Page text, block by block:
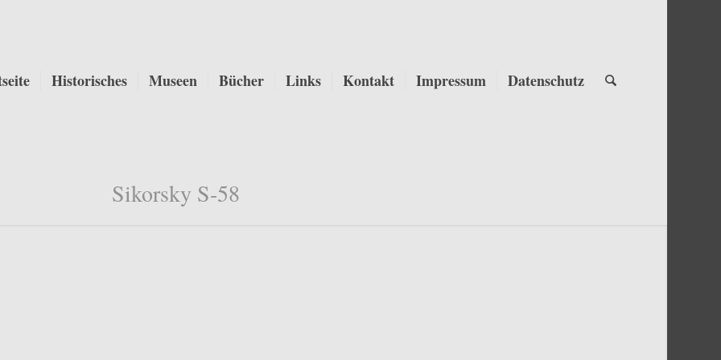
Historisches Museen Bücher Links Kontakt Impressum Datenschutz
Sikorsky S-58